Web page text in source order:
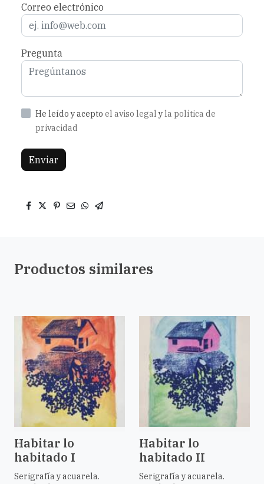
Correo electrónico
Pregunta
He leído y acepto el aviso legalyla política de
privacidad
Enviar
Productos similares
Habitar lo
habitado I
Serigrafía y acuarela.
Habitar lo
habitado II
Serigrafía y acuarela.